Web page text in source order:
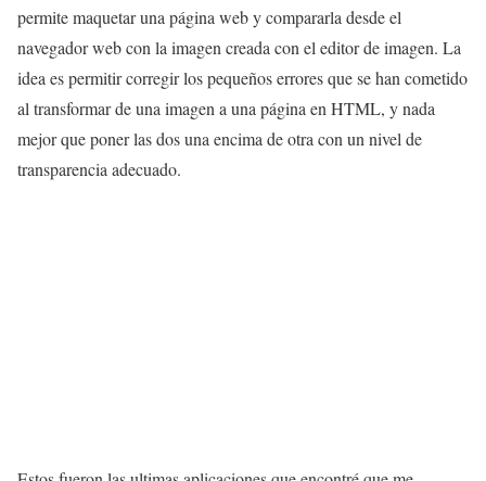
permite maquetar una página web y compararla desde el
navegador web con la imagen creada con el editor de imagen. La
idea es permitir corregir los pequeños errores que se han cometido
al transformar de una imagen a una página en HTML, y nada
mejor que poner las dos una encima de otra con un nivel de
transparencia adecuado.